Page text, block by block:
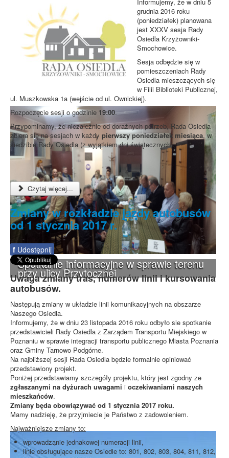
Spotkanie informacyjne w sprawie terenu
przy ulicy Przytocznej
Informujemy, że w dniu 5
grudnia 2016 roku
(poniedziałek) planowana
jest XXXV sesja Rady
Osiedla Krzyżowniki-
Smochowice.
Sesja odbędzie się w
pomieszczeniach Rady
Osiedla mieszczących się
w Filii Biblioteki Publicznej,
ul. Muszkowska 1a (wejście od ul. Ownickiej).
Rozpoczęcie sesji o godzinie 19:00.
Przypominamy, że niezależnie od doraźnych potrzeb, Rada Osiedla
zbiera się na sesjach w każdy pierwszy poniedziałek miesiąca, w
siedzibie Rady Osiedla (z wyjątkiem dni świątecznych).
Czytaj więcej...
Zmiany w rozkładzie jazdy autobusów
od 1 stycznia 2017 r.
f Udostępnij
Uwaga zmiany tras, numerów linii i kursowania
autobusów.
Następują zmiany w układzie linii komunikacyjnych na obszarze
Naszego Osiedla.
Informujemy, że w dniu 23 listopada 2016 roku odbyło sie spotkanie
przedstawicieli Rady Osiedla z Zarządem Transportu Miejskiego w
Poznaniu w sprawie integracji transportu publicznego Miasta Poznania
oraz Gminy Tarnowo Podgórne.
Na najbliższej sesji Rada Osiedla będzie formalnie opiniować
przedstawiony projekt.
Poniżej przedstawiamy szczegóły projektu, który jest zgodny ze
zgłaszanymi na dyżurach uwagami i oczekiwaniami naszych
mieszkańców.
Zmiany będa obowiązywać od 1 stycznia 2017 roku.
Mamy nadzieję, że przyjmiecie je Państwo z zadowoleniem.
Najważniejsze zmiany to:
wprowadząnie jednakowej numeracji linii,
linie obsługujące nasze Osiedle to: 801, 802, 803, 804, 811, 812,